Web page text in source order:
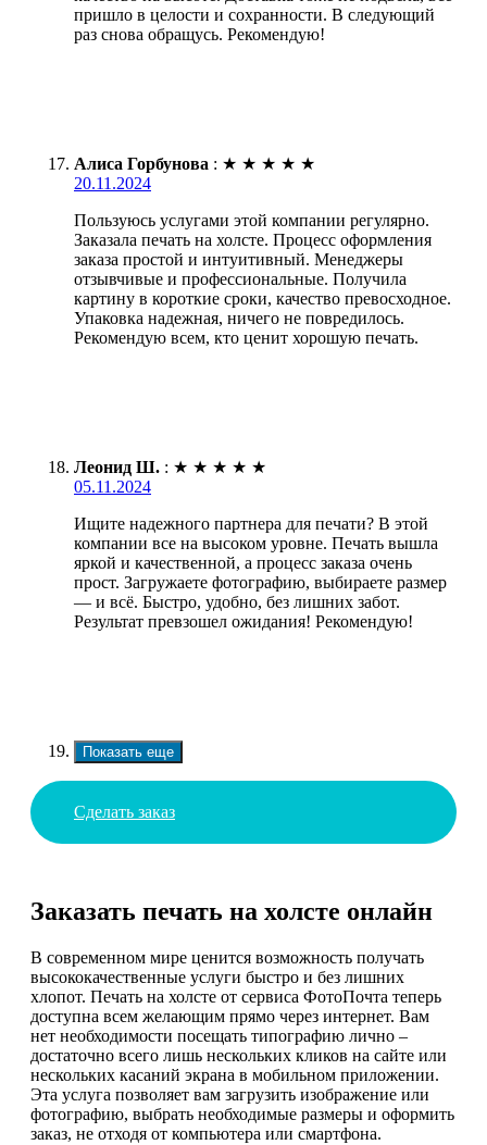
пришло в целости и сохранности. В следующий
раз снова обращусь. Рекомендую!
Алиса Горбунова : ★ ★ ★ ★ ★
20.11.2024
Пользуюсь услугами этой компании регулярно.
Заказала печать на холсте. Процесс оформления
заказа простой и интуитивный. Менеджеры
отзывчивые и профессиональные. Получила
картину в короткие сроки, качество превосходное.
Упаковка надежная, ничего не повредилось.
Рекомендую всем, кто ценит хорошую печать.
Леонид Ш. : ★ ★ ★ ★ ★
05.11.2024
Ищите надежного партнера для печати? В этой
компании все на высоком уровне. Печать вышла
яркой и качественной, а процесс заказа очень
прост. Загружаете фотографию, выбираете размер
— и всё. Быстро, удобно, без лишних забот.
Результат превзошел ожидания! Рекомендую!
Показать еще
Сделать заказ
Заказать печать на холсте онлайн
В современном мире ценится возможность получать
высококачественные услуги быстро и без лишних
хлопот. Печать на холсте от сервиса ФотоПочта теперь
доступна всем желающим прямо через интернет. Вам
нет необходимости посещать типографию лично –
достаточно всего лишь нескольких кликов на сайте или
нескольких касаний экрана в мобильном приложении.
Эта услуга позволяет вам загрузить изображение или
фотографию, выбрать необходимые размеры и оформить
заказ, не отходя от компьютера или смартфона.